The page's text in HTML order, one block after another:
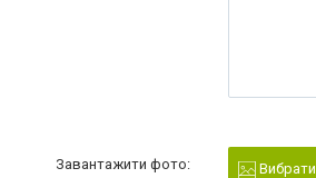
Завантажити фото: Вибрати